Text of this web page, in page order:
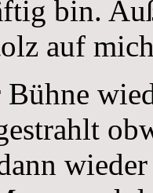
bin.
auf